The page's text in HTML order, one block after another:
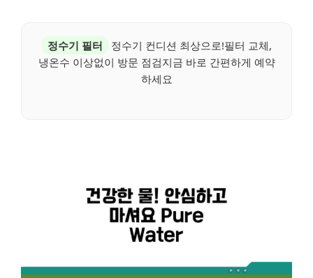
정수기 필터
정수기 컨디션 최상으로!필터 교체,
냉온수 이상없이 방문 점검지금 바로 간편하게 예약
하세요